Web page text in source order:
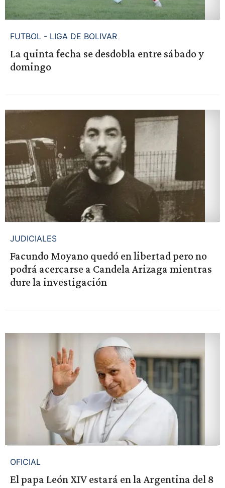
FUTBOL - LIGA DE BOLIVAR
La quinta fecha se desdobla entre sábado y
domingo
JUDICIALES
Facundo Moyano quedó en libertad pero no
podrá acercarse a Candela Arizaga mientras
dure la investigación
OFICIAL
El papa León XIV estará en la Argentina del 8